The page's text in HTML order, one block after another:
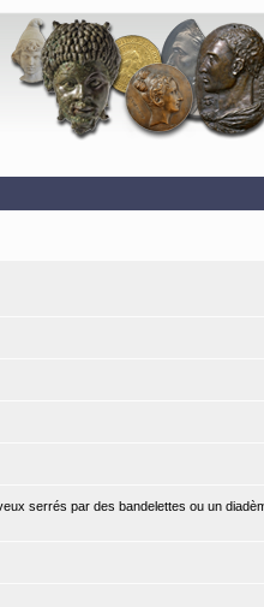
serrés par des bandelettes ou un